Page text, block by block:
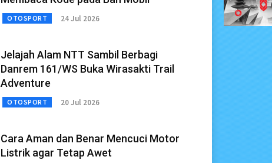
OTOSPORT 24 Jul 2026
Jelajah Alam NTT Sambil Berbagi
Danrem 161/WS Buka Wirasakti Trail
Adventure
OTOSPORT 20 Jul 2026
Cara Aman dan Benar Mencuci Motor
Listrik agar Tetap Awet